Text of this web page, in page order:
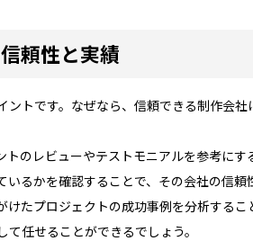
頼性と実績
トです。なぜなら、信頼できる制作会
のレビューやテストモニアルを参考に
るかを確認することで、その会社の信頼
たプロジェクトの成功事例を分析する
任せることができるでしょう。